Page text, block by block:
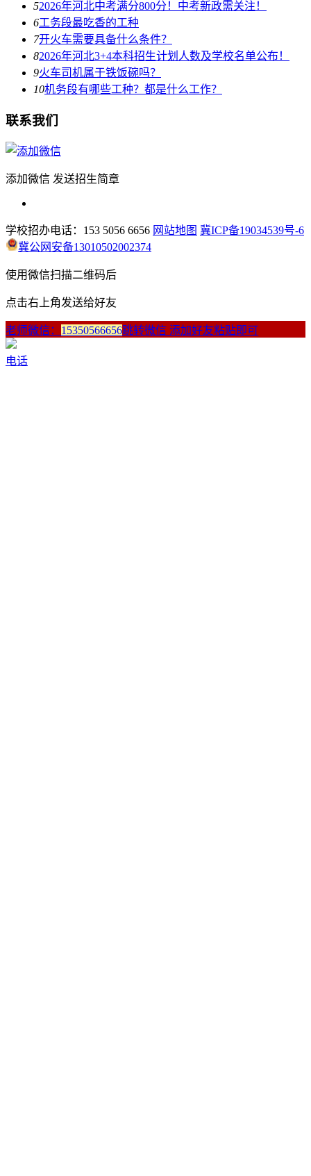
52026年河北中考满分800分！中考新政需关注！
6工务段最吃香的工种
7开火车需要具备什么条件？
82026年河北3+4本科招生计划人数及学校名单公布！
9火车司机属于铁饭碗吗？
10机务段有哪些工种？都是什么工作？
联系我们
添加微信 发送招生简章
学校招办电话：153 5056 6656 网站地图 冀ICP备19034539号-6
冀公网安备13010502002374
使用微信扫描二维码后
点击右上角发送给好友
老师微信： 15350566656跳转微信 添加好友粘贴即可
电话